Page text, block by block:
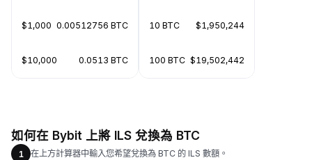
$1,000 0.00512756 BTC
$10,000 0.0513 BTC
10 BTC $1,950,244
100 BTC $19,502,442
如何在 Bybit 上將 ILS 兌換為 BTC
1
在上方計算器中輸入您希望兌換為 BTC 的 ILS 數額。